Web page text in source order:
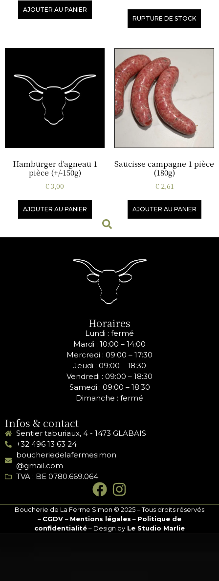
AJOUTER AU PANIER
RUPTURE DE STOCK
Hamburger d'agneau 1
pièce (+/-150g)
€ 3,00
AJOUTER AU PANIER
Saucisse campagne 1 pièce
(180g)
€2,61
AJOUTER AU PANIER
Infos & contact
Sentier taburiaux, 4 - 1473 GLABAIS
+32 496 13 63 24
boucheriedelafermesimon
@gmail.com
TVA : BE 0780.669.064
Horaires
Lundi : fermé
Mardi : 10:00 – 14:00
Mercredi : 09:00 – 17:30
Jeudi : 09:00 – 18:30
Vendredi : 09:00 – 18:30
Samedi : 09:00 – 18:30
Dimanche : fermé
Boucherie de La Ferme Simon © 2025 – Tous droits réservés
– CGDV – Mentions légales – Politique de
confidentialité– Design by Le Studio Marlie